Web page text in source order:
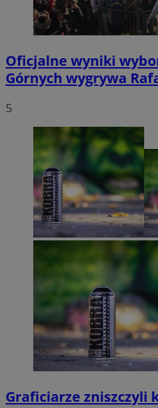
Oficjalne wyniki
Górnych wygrywa
5
Graficiarze zniszczyli